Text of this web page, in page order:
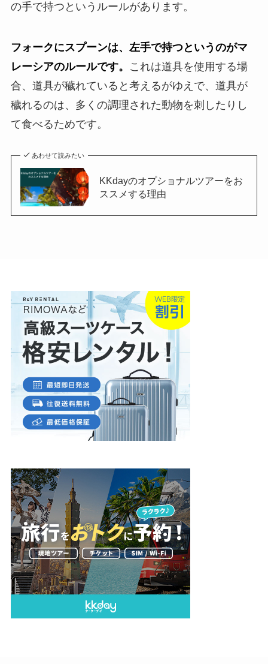
の手で持つというルールがあります。
フォークにスプーンは、左手で持つというのがマ
レーシアのルールです。
これは道具を使用する場
合、道具が穢れていると考えるがゆえで、道具が
穢れるのは、多くの調理された動物を刺したりし
て食べるためです。
あわせて読みたい
KKdayのオプショナルツアーをお
ススメする理由